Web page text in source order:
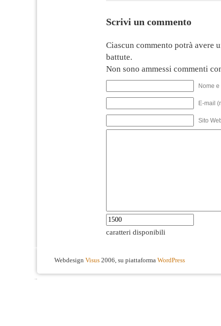
Scrivi un commento
Ciascun commento potrà avere
battute.
Non sono ammessi commenti
Nome
E-mail
Sito
caratteri disponibili
Webdesign Visus 2006, su piattaforma WordPress